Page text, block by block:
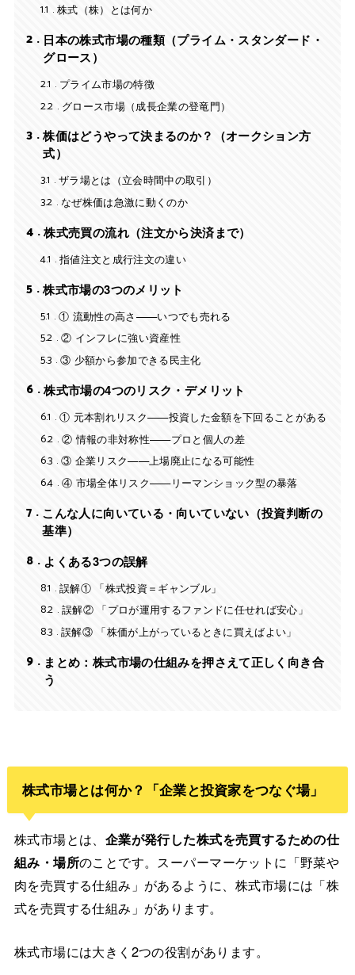
1.1
株式（株）とは何か
2
日本の株式市場の種類（プライム・スタンダード・
グロース）
2.1
プライム市場の特徴
2.2 グロース市場（成長企業の登竜門）
3
株価はどうやって決まるのか？（オークション方
式）
3.1
ザラ場とは（立会時間中の取引）
3.2 なぜ株価は急激に動くのか
4
株式売買の流れ（注文から決済まで）
4.1
指値注文と成行注文の違い
5
株式市場の3つのメリット
5.1
① 流動性の高さ——いつでも売れる
5.2 ② インフレに強い資産性
5.3 ③ 少額から参加できる民主化
6
株式市場の4つのリスク・デメリット
6.1
① 元本割れリスク——投資した金額を下回ることがある
6.2 ② 情報の非対称性——プロと個人の差
6.3 ③ 企業リスク——上場廃止になる可能性
6.4 ④ 市場全体リスク——リーマンショック型の暴落
7
こんな人に向いている・向いていない（投資判断の
基準）
8
よくある3つの誤解
8.1
誤解① 「株式投資＝ギャンブル」
8.2 誤解② 「プロが運用するファンドに任せれば安心」
8.3 誤解③ 「株価が上がっているときに買えばよい」
9
まとめ：株式市場の仕組みを押さえて正しく向き合
う
株式市場とは何か？「企業と投資家をつなぐ場」
株式市場とは、 企業が発行した株式を売買するための仕
組み・場所のことです。スーパーマーケットに「野菜や
肉を売買する仕組み」があるように、株式市場には「株
式を売買する仕組み」があります。
株式市場には大きく2つの役割があります。